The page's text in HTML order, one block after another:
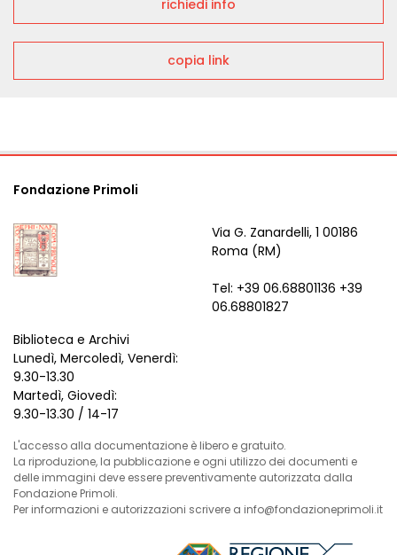
richiedi info
copia link
Fondazione Primoli
Via G. Zanardelli, 1 00186
Roma (RM)
Tel: +39 06.68801136 +39
06.68801827
Biblioteca e Archivi
Lunedì, Mercoledì, Venerdì:
9.30-13.30
Martedì, Giovedì:
9.30-13.30 / 14-17
L'accesso alla documentazione è libero e gratuito.
La riproduzione, la pubblicazione e ogni utilizzo dei documenti e
delle immagini deve essere preventivamente autorizzata dalla
Fondazione Primoli.
Per informazioni e autorizzazioni scrivere a info@fondazioneprimoli.it